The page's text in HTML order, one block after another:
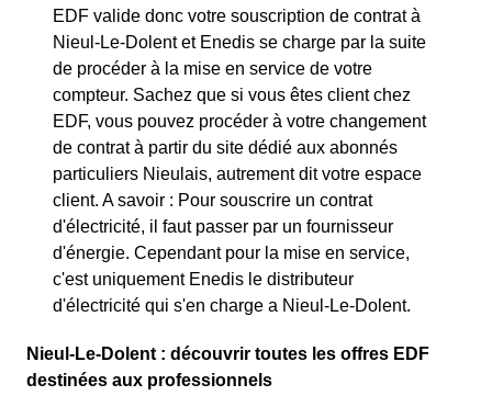
EDF valide donc votre souscription de contrat à
Nieul-Le-Dolent et Enedis se charge par la suite
de procéder à la mise en service de votre
compteur. Sachez que si vous êtes client chez
EDF, vous pouvez procéder à votre changement
de contrat à partir du site dédié aux abonnés
particuliers Nieulais, autrement dit votre espace
client. A savoir : Pour souscrire un contrat
d'électricité, il faut passer par un fournisseur
d'énergie. Cependant pour la mise en service,
c'est uniquement Enedis le distributeur
d'électricité qui s'en charge a Nieul-Le-Dolent.
Nieul-Le-Dolent : découvrir toutes les offres EDF
destinées aux professionnels